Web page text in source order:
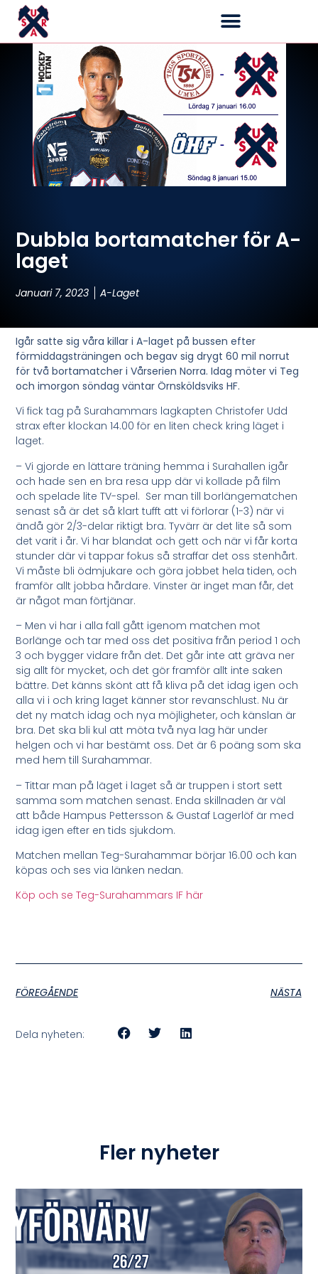
Dubbla bortamatcher för A-
laget
Januari 7, 2023 A-Laget
Igår satte sig våra killar i A-laget på bussen efter
förmiddagsträningen och begav sig drygt 60 mil norrut
för två bortamatcher i Vårserien Norra. Idag möter vi Teg
och imorgon söndag väntar Örnsköldsviks HF.
Vi fick tag på Surahammars lagkapten Christofer Udd
strax efter klockan 14.00 för en liten check kring läget i
laget.
– Vi gjorde en lättare träning hemma i Surahallen igår
och hade sen en bra resa upp där vi kollade på film
och spelade lite TV-spel. Ser man till borlängematchen
senast så är det så klart tufft att vi förlorar (1-3) när vi
ändå gör 2/3-delar riktigt bra. Tyvärr är det lite så som
det varit i år. Vi har blandat och gett och när vi får korta
stunder där vi tappar fokus så straffar det oss stenhårt.
Vi måste bli ödmjukare och göra jobbet hela tiden, och
framför allt jobba hårdare. Vinster är inget man får, det
är något man förtjänar.
– Men vi har i alla fall gått igenom matchen mot
Borlänge och tar med oss det positiva från period 1 och
3 och bygger vidare från det. Det går inte att gräva ner
sig allt för mycket, och det gör framför allt inte saken
bättre. Det känns skönt att få kliva på det idag igen och
alla vi i och kring laget känner stor revanschlust. Nu är
det ny match idag och nya möjligheter, och känslan är
bra. Det ska bli kul att möta två nya lag här under
helgen och vi har bestämt oss. Det är 6 poäng som ska
med hem till Surahammar.
– Tittar man på läget i laget så är truppen i stort sett
samma som matchen senast. Enda skillnaden är väl
att både Hampus Pettersson & Gustaf Lagerlöf är med
idag igen efter en tids sjukdom.
Matchen mellan Teg-Surahammar börjar 16.00 och kan
köpas och ses via länken nedan.
Köp och se Teg-Surahammars IF här
FÖREGÅENDE NÄSTA
Dela nyheten:
Fler nyheter